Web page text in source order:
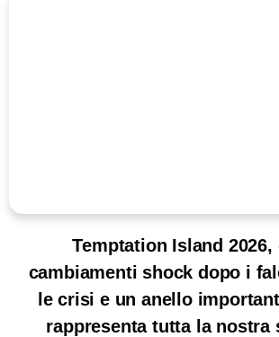
Temptation Island 2026,
cambiamenti shock dopo i
le crisi e un anello
rappresenta tutta la nostra